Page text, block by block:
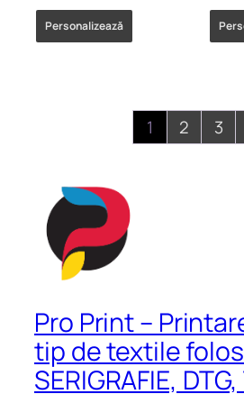
Personalizează
1 2 3
Pro Print –
tip de textile
SERIGRAFIE,